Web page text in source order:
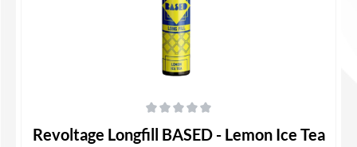
Revoltage Longfill BASED - Lemon Ice Tea